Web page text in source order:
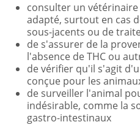
consulter un
adapté, surtout en cas
sous-jacents ou de
de s'assurer de la
l'absence de THC ou
de vérifier qu'il s'agit
conçue pour les
de surveiller l'animal
indésirable, comme la
gastro-intestinaux